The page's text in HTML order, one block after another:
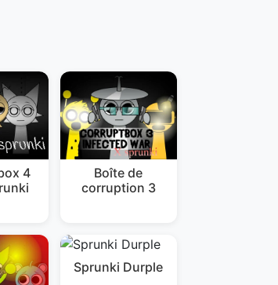
4
Boîte de
corruption 3
Sprunki Durple